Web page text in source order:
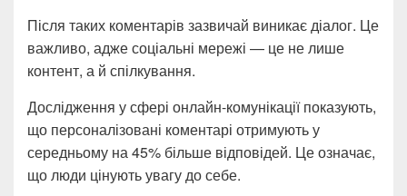
Після таких коментарів зазвичай виникає діалог. Це
важливо, адже соціальні мережі — це не лише
контент, а й спілкування.
Дослідження у сфері онлайн-комунікації показують,
що персоналізовані коментарі отримують у
середньому на 45% більше відповідей. Це означає,
що люди цінують увагу до себе.